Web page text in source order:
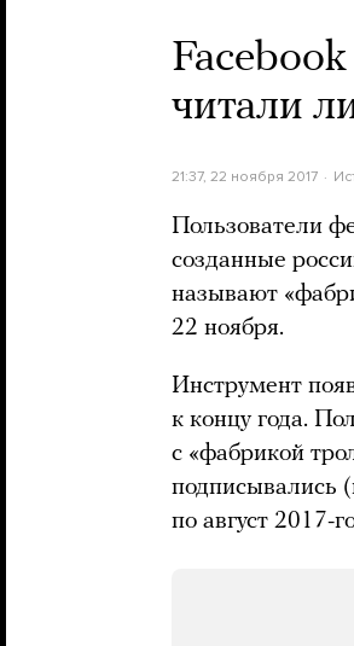
читали
21:37, 22 ноября 2017
Пользователи
созданные
называют
22 ноября.
Инструмент
к концу года.
с «фабрикой
подписывались
по август 2017-